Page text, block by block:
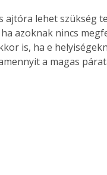
ajtóra lehet szükség
azoknak nincs
is, ha e
a magas